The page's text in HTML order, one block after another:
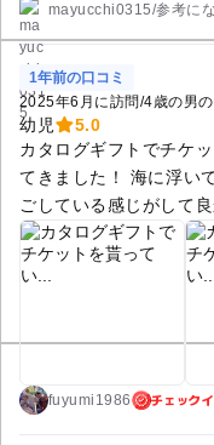
mayucchi0315/参考に
1年前の口コミ
2025年6月に訪問/4歳の男
幼児
5.0
カタログギフトでチケ
てきました！ 海に浮いてる水族館でイルカ達がかなり自由に過
ごしている感じがして良かったです！
すが、自分の上をイル
よってきてくれたら触
ペンギンやカワウソに
マンスも良かったです
fuyumi1986 チェック